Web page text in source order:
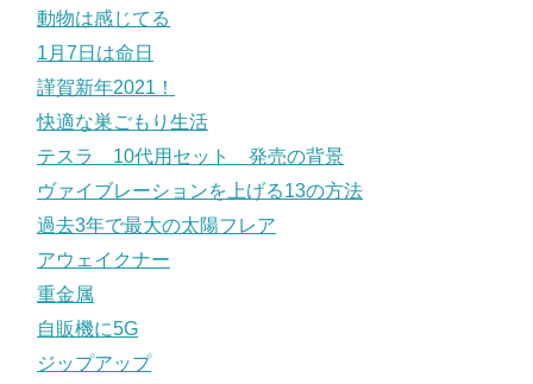
動物は感じてる
1月7日は命日
謹賀新年2021！
快適な巣ごもり生活
テスラ 10代用セット 発売の背景
ヴァイブレーションを上げる13の方法
過去3年で最大の太陽フレア
アウェイクナー
重金属
自販機に5G
ジップアップ